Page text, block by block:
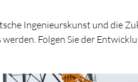
Ingenieurskunst und die
Folgen Sie der